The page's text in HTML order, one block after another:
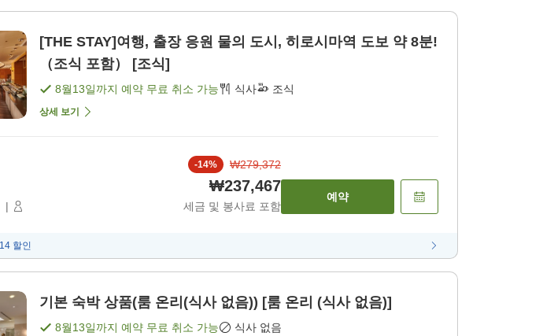
[THE STAY]여행, 출장 응원 물의 도시, 히로시마역 도보 약 8분!
（조식 포함） [조식]
8월13일까지 예약 무료 취소 가능 식사 조식
상세 보기
|
-14% ₩279,372
₩237,467
세금 및 봉사료 포함
예약
할인
기본 숙박 상품(룸 온리(식사 없음)) [룸 온리 (식사 없음)]
8월13일까지 예약 무료 취소 가능 식사 없음